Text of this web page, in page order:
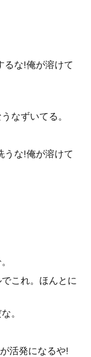
るな!俺が溶けて
なずいてる。
うな!俺が溶けて
これ。ほんとに
。
活発になるや!